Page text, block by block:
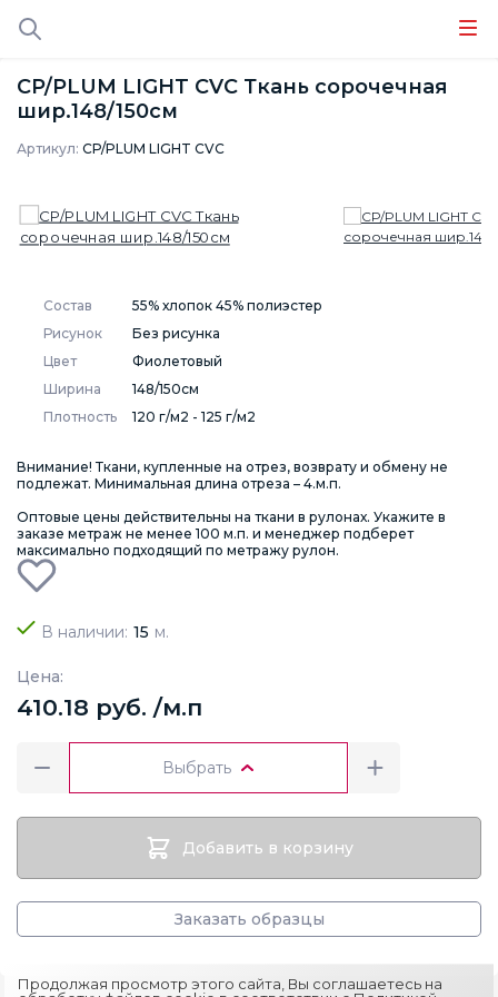
CP/PLUM LIGHT CVC Ткань сорочечная
шир.148/150см
Артикул: CP/PLUM LIGHT CVC
Состав
55% хлопок 45% полиэстер
Рисунок
Без рисунка
Цвет
Фиолетовый
Ширина
148/150см
Плотность
120 г/м2 - 125 г/м2
Внимание! Ткани, купленные на отрез, возврату и обмену не
подлежат. Минимальная длина отреза – 4.м.п.
Оптовые цены действительны на ткани в рулонах. Укажите в
заказе метраж не менее 100 м.п. и менеджер подберет
максимально подходящий по метражу рулон.
В наличии: 15 м.
Цена:
410.18 руб. /м.п
Выбрать
Добавить в корзину
Заказать образцы
Продолжая просмотр этого сайта, Вы соглашаетесь на